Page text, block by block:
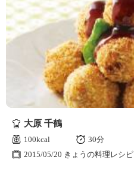
大原 千鶴
100kcal
30分
2015/05/20 きょうの料理レシピ